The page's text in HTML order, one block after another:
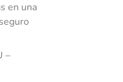
en una
–